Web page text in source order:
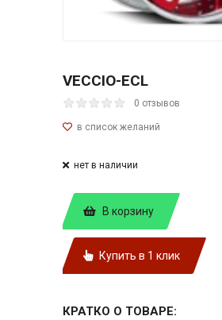
VECCIO-ECL
0 отзывов
нет в наличии
В корзину
Купить в 1 клик
КРАТКО О ТОВАРЕ: